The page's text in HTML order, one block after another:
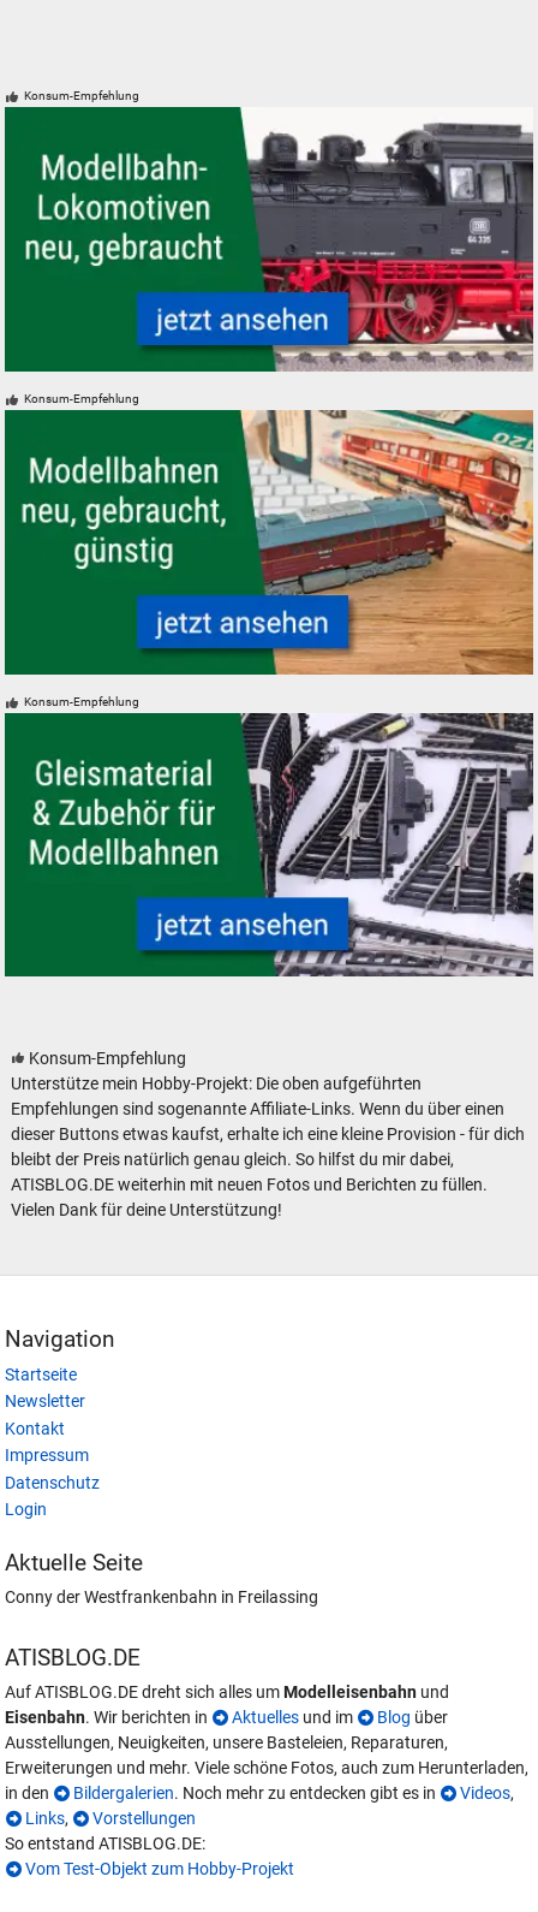
Konsum-Empfehlung
Konsum-Empfehlung
Konsum-Empfehlung
Konsum-Empfehlung
Unterstütze mein Hobby-Projekt: Die oben aufgeführten
Empfehlungen sind sogenannte Affiliate-Links. Wenn du über einen
dieser Buttons etwas kaufst, erhalte ich eine kleine Provision - für dich
bleibt der Preis natürlich genau gleich. So hilfst du mir dabei,
ATISBLOG.DE weiterhin mit neuen Fotos und Berichten zu füllen.
Vielen Dank für deine Unterstützung!
Navigation
Startseite
Newsletter
Kontakt
Impressum
Datenschutz
Login
Aktuelle Seite
Conny der Westfrankenbahn in Freilassing
ATISBLOG.DE
Auf ATISBLOG.DE dreht sich alles umModelleisenbahn und
Eisenbahn. Wir berichten in Aktuelles und im Blog über
Ausstellungen, Neuigkeiten, unsere Basteleien, Reparaturen,
Erweiterungen und mehr. Viele schöne Fotos, auch zum Herunterladen,
in den
Bildergalerien. Noch mehr zu entdecken gibt es in Videos,
Links,
Vorstellungen
So entstand ATISBLOG.DE:
Vom Test-Objekt zum Hobby-Projekt